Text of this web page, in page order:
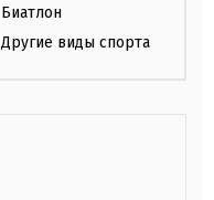
Биатлон
Другие виды спорта